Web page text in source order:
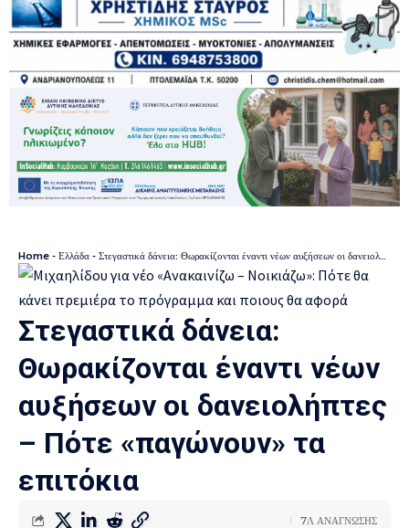
Home - Ελλάδα - Στεγαστικά δάνεια: Θωρακίζονται έναντι νέων αυξήσεων οι δανειολήπτες – Πότε «παγώνουν» τα επιτόκια
Στεγαστικά δάνεια:
Θωρακίζονται έναντι νέων
αυξήσεων οι δανειολήπτες
– Πότε «παγώνουν» τα
επιτόκια
7Λ ΑΝΑΓΝΩΣΗΣ